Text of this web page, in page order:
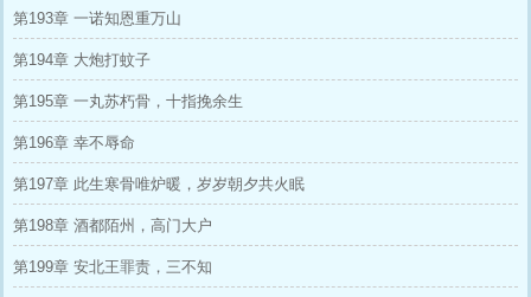
第193章 一诺知恩重万山
第194章 大炮打蚊子
第195章 一丸苏朽骨，十指挽余生
第196章 幸不辱命
第197章 此生寒骨唯炉暖，岁岁朝夕共火眠
第198章 酒都陌州，高门大户
第199章 安北王罪责，三不知